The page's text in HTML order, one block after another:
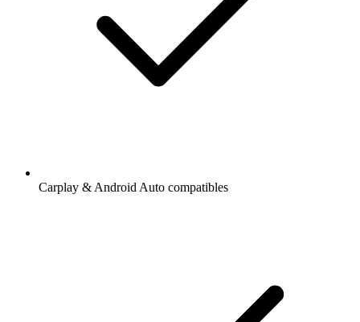
Carplay & Android Auto compatibles